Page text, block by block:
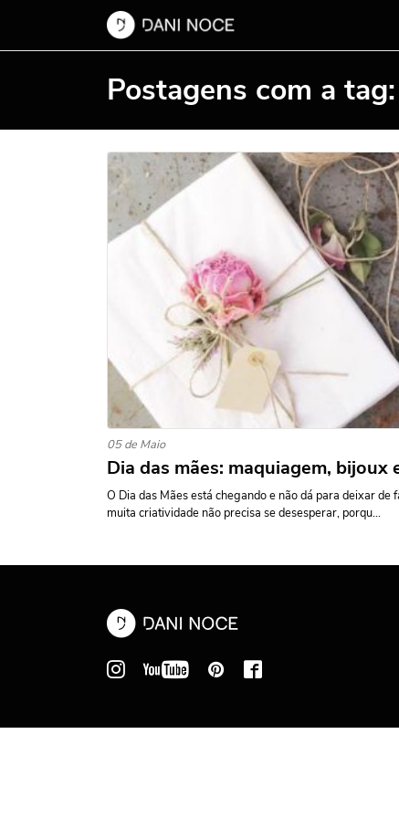
Postagens com a
05 de Maio
Dia das mães: maquiagem, bijoux
O Dia das Mães está chegando e não dá para deixar de
muita criatividade não precisa se desesperar, porqu...